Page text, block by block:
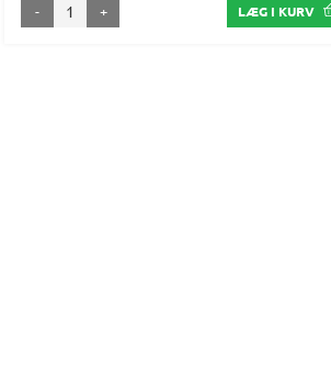
- + LÆG I KURV